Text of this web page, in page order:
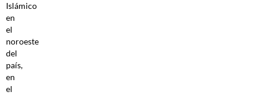
Islámico
en
el
noroeste
del
país,
en
el